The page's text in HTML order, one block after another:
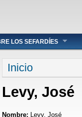
LOS SEFARDÍES
Se encuentra
Inicio
Levy, José
Nombre: Levy, José